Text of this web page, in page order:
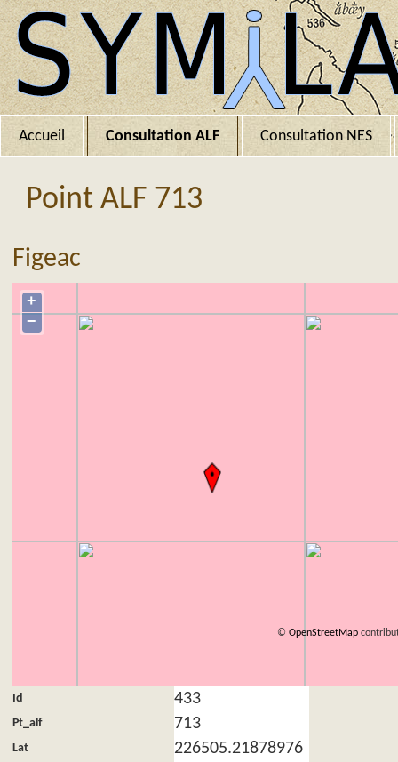
Accueil Consultation ALF Consultation NES
Point ALF 713
Figeac
+
−
© OpenStreetMap
Id 433
Pt_alf 713
Lat 226505.21878976